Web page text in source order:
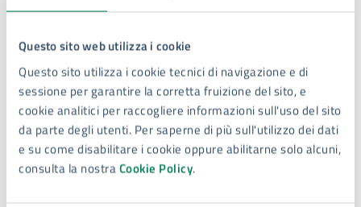
Questo sito web utilizza i cookie
Questo sito utilizza i cookie tecnici di navigazione e di
sessione per garantire la corretta fruizione del sito, e
cookie analitici per raccogliere informazioni sull'uso del sito
da parte degli utenti. Per saperne di più sull'utilizzo dei dati
e su come disabilitare i cookie oppure abilitarne solo alcuni,
consulta la nostraCookie Policy.
Date e orari
12
DIC
09:00 - Inizio evento
14